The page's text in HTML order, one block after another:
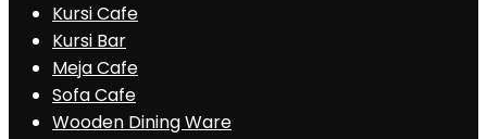
Kursi Cafe
Kursi Bar
Meja Cafe
Sofa Cafe
Wooden Dining Ware